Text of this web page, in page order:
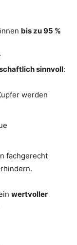
bis zu 95 %
sinnvoll:
werden
fachgerecht
wertvoller